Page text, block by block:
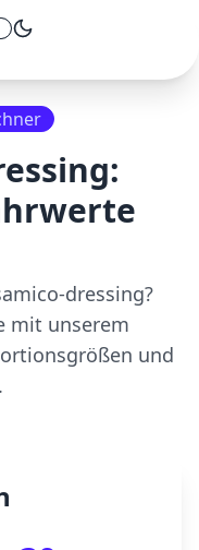
umschalten
:
dressing?
mit unserem
und